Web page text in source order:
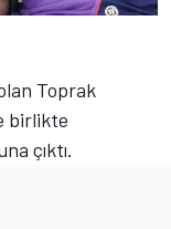
Toprak
birlikte
çıktı.